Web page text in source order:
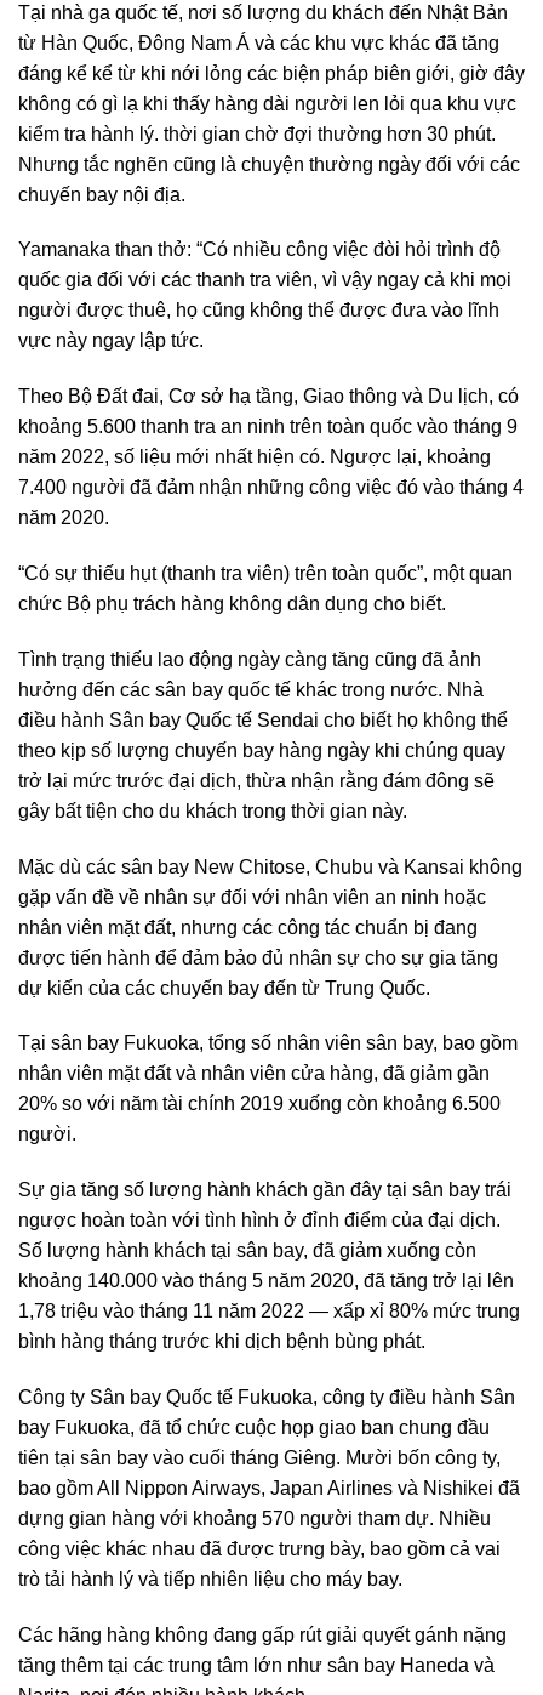
Tại nhà ga quốc tế, nơi số lượng du khách đến Nhật Bản
từ Hàn Quốc, Đông Nam Á và các khu vực khác đã tăng
đáng kể kể từ khi nới lỏng các biện pháp biên giới, giờ đây
không có gì lạ khi thấy hàng dài người len lỏi qua khu vực
kiểm tra hành lý. thời gian chờ đợi thường hơn 30 phút.
Nhưng tắc nghẽn cũng là chuyện thường ngày đối với các
chuyến bay nội địa.
Yamanaka than thở: “Có nhiều công việc đòi hỏi trình độ
quốc gia đối với các thanh tra viên, vì vậy ngay cả khi mọi
người được thuê, họ cũng không thể được đưa vào lĩnh
vực này ngay lập tức.
Theo Bộ Đất đai, Cơ sở hạ tầng, Giao thông và Du lịch, có
khoảng 5.600 thanh tra an ninh trên toàn quốc vào tháng 9
năm 2022, số liệu mới nhất hiện có. Ngược lại, khoảng
7.400 người đã đảm nhận những công việc đó vào tháng 4
năm 2020.
“Có sự thiếu hụt (thanh tra viên) trên toàn quốc”, một quan
chức Bộ phụ trách hàng không dân dụng cho biết.
Tình trạng thiếu lao động ngày càng tăng cũng đã ảnh
hưởng đến các sân bay quốc tế khác trong nước. Nhà
điều hành Sân bay Quốc tế Sendai cho biết họ không thể
theo kịp số lượng chuyến bay hàng ngày khi chúng quay
trở lại mức trước đại dịch, thừa nhận rằng đám đông sẽ
gây bất tiện cho du khách trong thời gian này.
Mặc dù các sân bay New Chitose, Chubu và Kansai không
gặp vấn đề về nhân sự đối với nhân viên an ninh hoặc
nhân viên mặt đất, nhưng các công tác chuẩn bị đang
được tiến hành để đảm bảo đủ nhân sự cho sự gia tăng
dự kiến của các chuyến bay đến từ Trung Quốc.
Tại sân bay Fukuoka, tổng số nhân viên sân bay, bao gồm
nhân viên mặt đất và nhân viên cửa hàng, đã giảm gần
20% so với năm tài chính 2019 xuống còn khoảng 6.500
người.
Sự gia tăng số lượng hành khách gần đây tại sân bay trái
ngược hoàn toàn với tình hình ở đỉnh điểm của đại dịch.
Số lượng hành khách tại sân bay, đã giảm xuống còn
khoảng 140.000 vào tháng 5 năm 2020, đã tăng trở lại lên
1,78 triệu vào tháng 11 năm 2022 — xấp xỉ 80% mức trung
bình hàng tháng trước khi dịch bệnh bùng phát.
Công ty Sân bay Quốc tế Fukuoka, công ty điều hành Sân
bay Fukuoka, đã tổ chức cuộc họp giao ban chung đầu
tiên tại sân bay vào cuối tháng Giêng. Mười bốn công ty,
bao gồm All Nippon Airways, Japan Airlines và Nishikei đã
dựng gian hàng với khoảng 570 người tham dự. Nhiều
công việc khác nhau đã được trưng bày, bao gồm cả vai
trò tải hành lý và tiếp nhiên liệu cho máy bay.
Các hãng hàng không đang gấp rút giải quyết gánh nặng
tăng thêm tại các trung tâm lớn như sân bay Haneda và